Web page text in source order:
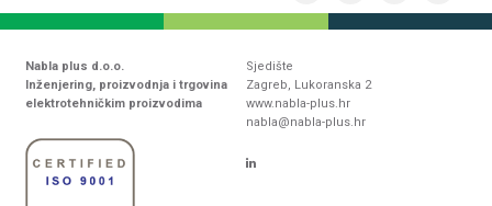
Nabla plus d.o.o.
Inženjering, proizvodnja i trgovina
elektrotehničkim proizvodima
Sjedište
Zagreb, Lukoranska 2
www.nabla-plus.hr
nabla@nabla-plus.hr